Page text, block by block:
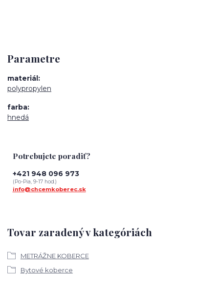
Parametre
materiál
polypropylen
farba
hnedá
Tovar zaradený v kategóriách
METRÁŽNE KOBERCE
Bytové koberce
Potrebujete poradiť?
+421 948 096 973
(Po-Pia, 9-17 hod.)
info@chcemkoberec.sk